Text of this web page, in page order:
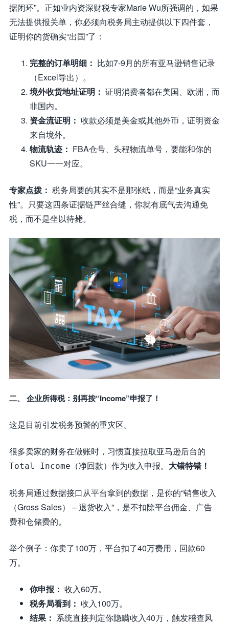
据闭环”。正如业内资深财税专家Marie Wu所强调的，如果
无法提供报关单，你必须向税务局主动提供以下四件套，
证明你的货确实“出国”了：
完整的订单明细： 比如7-9月的所有亚马逊销售记录
（Excel导出）。
境外收货地址证明： 证明消费者都在美国、欧洲，而
非国内。
资金流证明： 收款必须是美金或其他外币，证明资金
来自境外。
物流轨迹： FBA仓号、头程物流单号，要能和你的
SKU一一对应。
专家点拨： 税务局要的其实不是那张纸，而是“业务真实
性”。只要这四条证据链严丝合缝，你就有底气去沟通免
税，而不是坐以待毙。
二、 企业所得税：别再按“Income”申报了！
这是目前引发税务预警的重灾区。
很多卖家的财务在做账时，习惯直接拉取亚马逊后台的
Total Income （净回款）作为收入申报。 大错特错！
税务局通过数据接口从平台拿到的数据，是你的“销售收入
（Gross Sales） – 退货收入”，是不扣除平台佣金、广告
费和仓储费的。
举个例子：你卖了100万，平台扣了40万费用，回款60
万。
你申报： 收入60万。
税务局看到： 收入100万。
结果： 系统直接判定你隐瞒收入40万，触发稽查风